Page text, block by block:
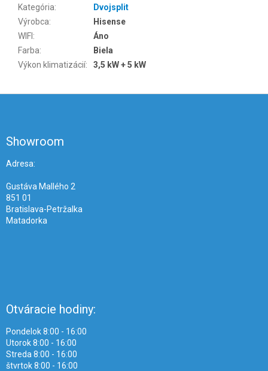
Kategória:
Dvojsplit
Výrobca:
Hisense
WIFI :
Áno
Farba:
Biela
Výkon klimatizácií: 3,5 kW + 5 kW
Showroom
Adresa:
Gustáva Mallého 2
851 01
Bratislava-Petržalka
Matadorka
Otváracie hodiny:
Pondelok 8:00 - 16:00
Utorok 8:00 - 16:00
Streda 8:00 - 16:00
štvrtok 8:00 - 16:00